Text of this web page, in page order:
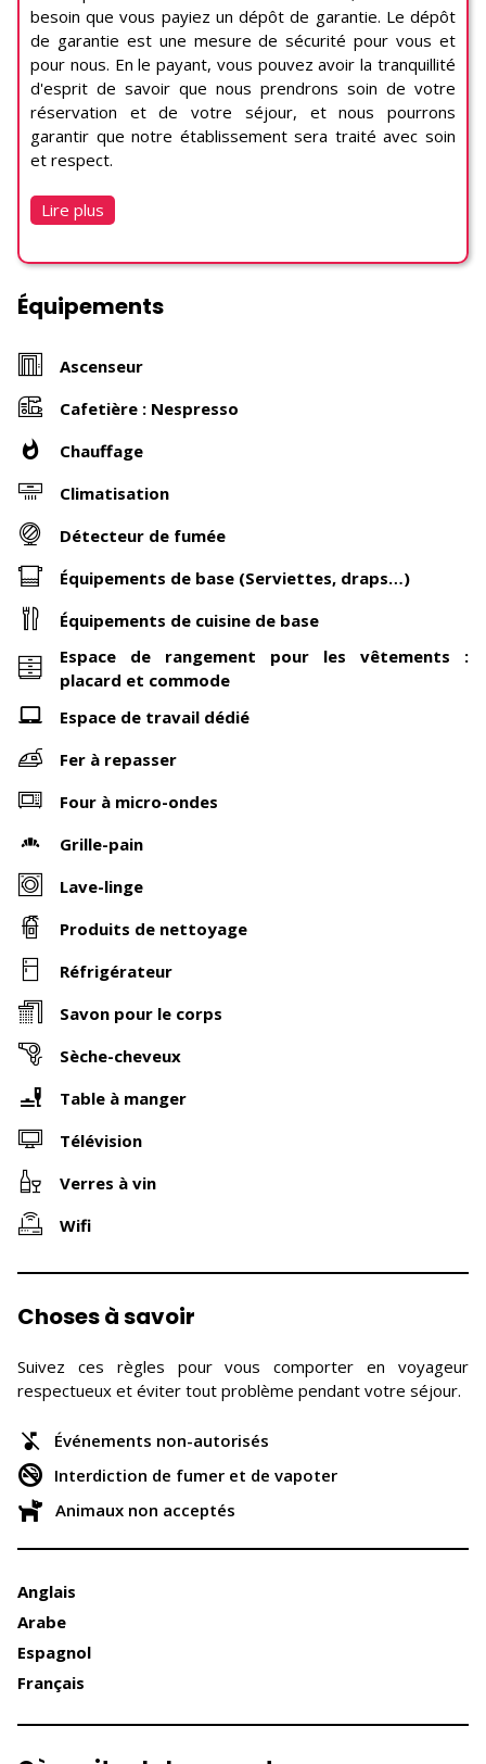
besoin que vous payiez un dépôt de garantie. Le dépôt
de garantie est une mesure de sécurité pour vous et
pour nous. En le payant, vous pouvez avoir la tranquillité
d'esprit de savoir que nous prendrons soin de votre
réservation et de votre séjour, et nous pourrons
garantir que notre établissement sera traité avec soin
et respect.
Lire plus
Équipements
Ascenseur
Cafetière : Nespresso
Chauffage
Climatisation
Détecteur de fumée
Équipements de base (Serviettes, draps…)
Équipements de cuisine de base
Espace de rangement pour les vêtements :
placard et commode
Espace de travail dédié
Fer à repasser
Four à micro-ondes
Grille-pain
Lave-linge
Produits de nettoyage
Réfrigérateur
Savon pour le corps
Sèche-cheveux
Table à manger
Télévision
Verres à vin
Wifi
Choses à savoir
Suivez ces règles pour vous comporter en voyageur
respectueux et éviter tout problème pendant votre séjour.
Événements non-autorisés
Interdiction de fumer et de vapoter
Animaux non acceptés
Anglais
Arabe
Espagnol
Français